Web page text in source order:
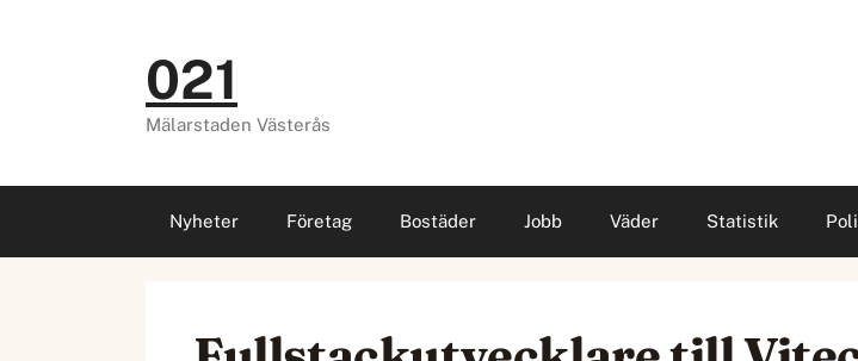
021
Mälarstaden Västerås
Nyheter Företag Bostäder Jobb Väder Statistik